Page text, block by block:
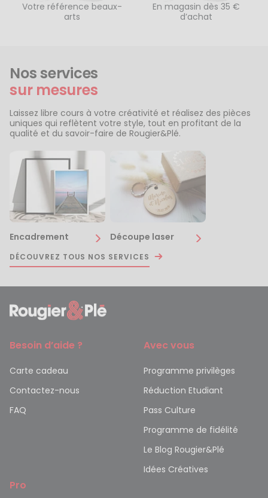
Votre référence beaux-
arts
En magasin dès 35 €
d’achat
Nos services
sur mesures
Laissez libre cours à votre créativité et réalisez des pièces
uniques qui reflètent votre style, tout en profitant de la
qualité et du savoir-faire de Rougier&Plé.
Encadrement Découpe laser
DÉCOUVREZ TOUS NOS SERVICES
Besoin d’aide ?
Carte cadeau
Contactez-nous
FAQ
Avec vous
Programme privilèges
Réduction Etudiant
Pass Culture
Programme de fidélité
Le Blog Rougier&Plé
Idées Créatives
Pro